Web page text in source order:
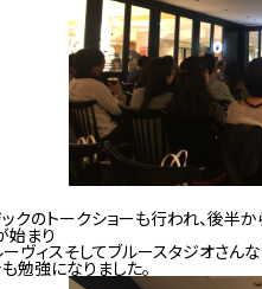
クのトークショーも行われ、後半
始まり
ーヴィスそしてブルースタジオさん
勉強になりました。